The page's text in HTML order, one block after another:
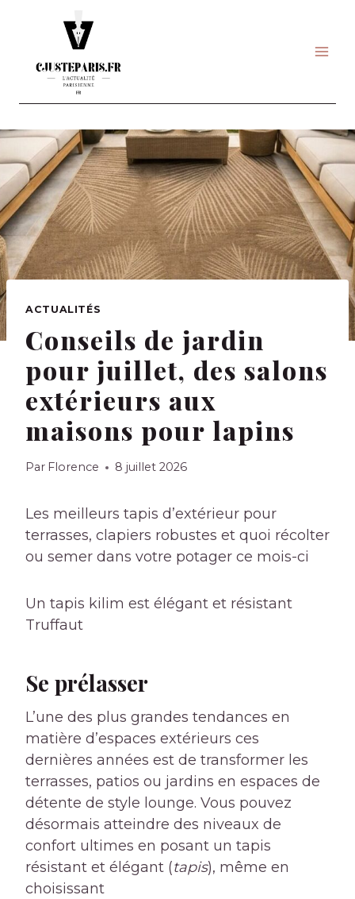
ACTUALITÉS
Conseils de jardin
pour juillet, des salons
extérieurs aux
maisons pour lapins
Par Florence 8 juillet 2026
Les meilleurs tapis d’extérieur pour
terrasses, clapiers robustes et quoi récolter
ou semer dans votre potager ce mois-ci
Un tapis kilim est élégant et résistant
Truffaut
Se prélasser
L’une des plus grandes tendances en
matière d’espaces extérieurs ces
dernières années est de transformer les
terrasses, patios ou jardins en espaces de
détente de style lounge. Vous pouvez
désormais atteindre des niveaux de
confort ultimes en posant un tapis
résistant et élégant (tapis), même en
choisissant